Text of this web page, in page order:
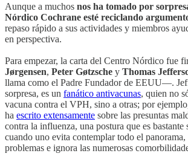
Aunque a muchos nos ha tomado por
Nórdico Cochrane esté reciclando
repaso rápido a sus actividades y miembros
en perspectiva.
Para empezar, la carta del Centro Nórdico fue
Jørgensen, Peter Gøtzsche y Thomas
llama como el Padre Fundador de EEUU—.
sorpresa, es un fanático antivacunas, quien no
vacuna contra el VPH, sino a otras; por
ha escrito extensamente sobre las presuntas
contra la influenza, una postura que es bastante
cuando uno evita contemplar todo el
problemas e ignora las numerosas